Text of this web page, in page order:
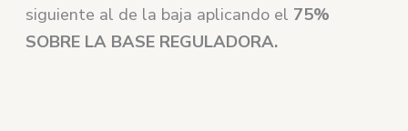
siguiente al de la baja aplicando el 75%
SOBRE LA BASE REGULADORA.